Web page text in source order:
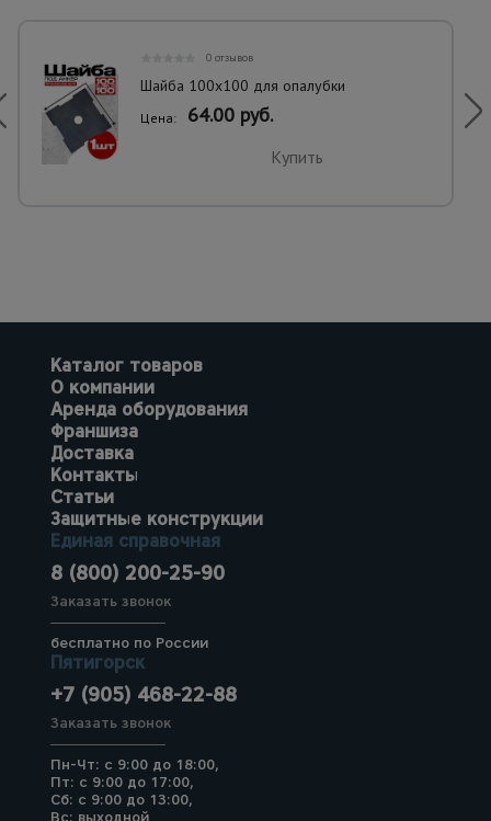
0 отзывов
Шайба 100х100 для опалубки
Цена: 64.00 руб.
Купить
Каталог товаров
О компании
Аренда оборудования
Франшиза
Доставка
Контакты
Статьи
Защитные конструкции
Единая справочная
8 (800) 200-25-90
Заказать звонок
бесплатно по России
Пятигорск
+7 (905) 468-22-88
Заказать звонок
Пн-Чт: с 9:00 до 18:00,
Пт: с 9:00 до 17:00,
Сб: с 9:00 до 13:00,
Вс: выходной